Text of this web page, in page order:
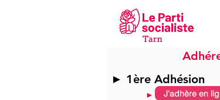
► 1ère Adhésion
► En 2 min
J'adhère en